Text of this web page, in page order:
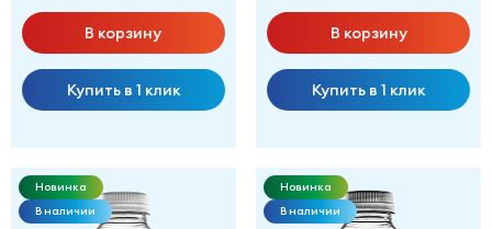
В корзину
Купить в 1 клик
В корзину
Купить в 1 клик
Новинка
В наличии
Новинка
В наличии